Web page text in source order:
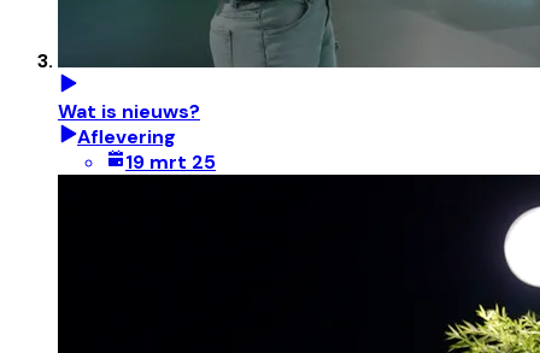
Wat is nieuws?
Aflevering
19 mrt 25